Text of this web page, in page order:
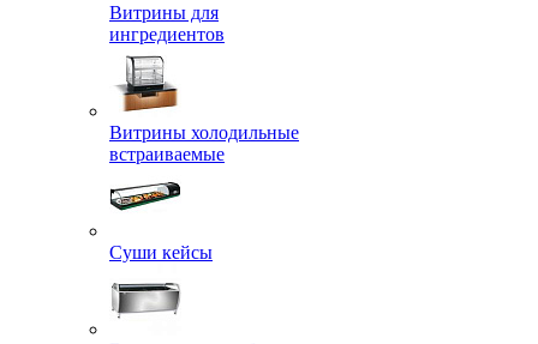
Витрины для
ингредиентов
Витрины холодильные
встраиваемые
Суши кейсы